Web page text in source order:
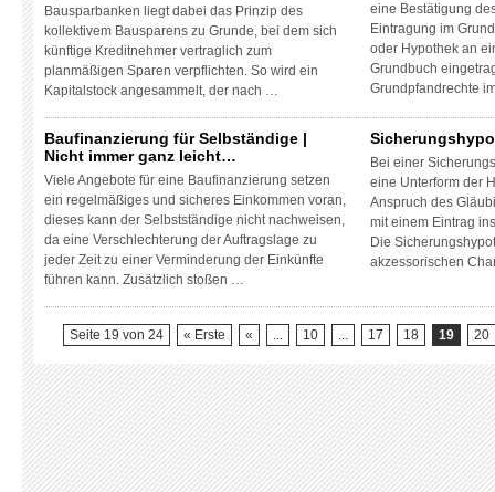
Bausparbanken liegt dabei das Prinzip des
kollektivem Bausparens zu Grunde, bei dem sich
künftige Kreditnehmer vertraglich zum
planmäßigen Sparen verpflichten. So wird ein
Kapitalstock angesammelt, der nach …
eine Bestätigung
Eintragung im
oder Hypothek an
Grundbuch
Grundpfandrechte
Baufinanzierung für Selbständige |
Nicht immer ganz leicht…
Viele Angebote für eine Baufinanzierung setzen
ein regelmäßiges und sicheres Einkommen voran,
dieses kann der Selbstständige nicht nachweisen,
da eine Verschlechterung der Auftragslage zu
jeder Zeit zu einer Verminderung der Einkünfte
führen kann. Zusätzlich stoßen …
Bei einer
eine Unterform der
Anspruch des
mit einem Eintrag
Die
akzessorischen
Seite 19 von 24 « Erste « ... 10 ... 17 18 19 20